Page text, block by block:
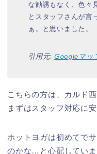
な勧誘もなく、色々
とスタッフさんが言
ぁ。と思いました。
引用元: Googleマッ
こちらの方は、カルド
まずはスタッフ対応に
ホットヨガは初めてで
のかな…と心配してい